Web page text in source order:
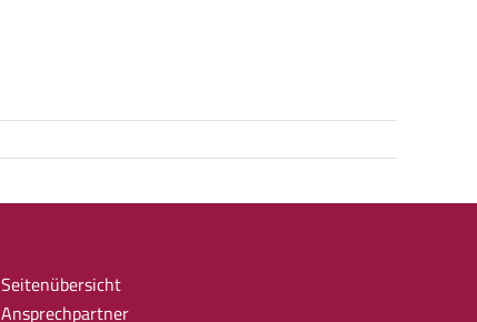
Seitenübersicht
Ansprechpartner